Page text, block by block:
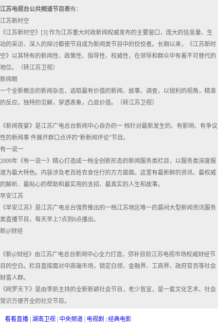
江苏电视台公共频道节目表有：
江苏新时空
《江苏新时空》[3] 作为江苏重大时政新闻权威发布的主要窗口，庞大的信息量、生
动的采访、深入的探讨都使节目成为新闻类节目中的佼佼者。长期以来，《江苏新时
空》以其特有的新闻性、政策性、指导性、权威性，在领导和群众中有着不可替代的
地位。（转江苏卫视）
新闻眼
一个全新概念的新闻杂志，选取最有价值的新闻、故事、调查，以锐利的视角，精准
的反应，独特的见解，穿透表象，凸显价值。（转江苏卫视）
《新闻夜宴》是江苏广电总台新闻中心自办的一 档针对最新发生的、有影响、有争议
性的新闻事 件展开群口点评的“新新闻评论”节目。
有一说一
2009年《有一说一》精心打造成一档全创新形态的新闻服务类栏目，以服务类深度报
道为最大特色。内容涉及老百姓衣食住行的方方面面。这里有最新鲜的资讯、最权威
的解析、最贴心的帮助和最实用的支招、最真实的人生和故事。
早安江苏
《早安江苏》是江苏广电总台强势推出的一档江苏地区唯一的晨间大型新闻资讯服务
类直播节目，每天早上7点到8点播出。
新@财经
《新@财经》由江苏广电总台新闻中心全力打造，弥补目前江苏电视市场权威财经节
目的空白。栏目直接面对中高端市场，锁定白领、金融界、工商界、政府官员等社会
财富人群。
《网罗天下》是由李凯主持的全新新颖社会节目，老少皆宜，是一套文化艺术、社会
常识方便齐全的社交节目。
看看直播 湖南卫视 中央频道 电视剧 经典电影